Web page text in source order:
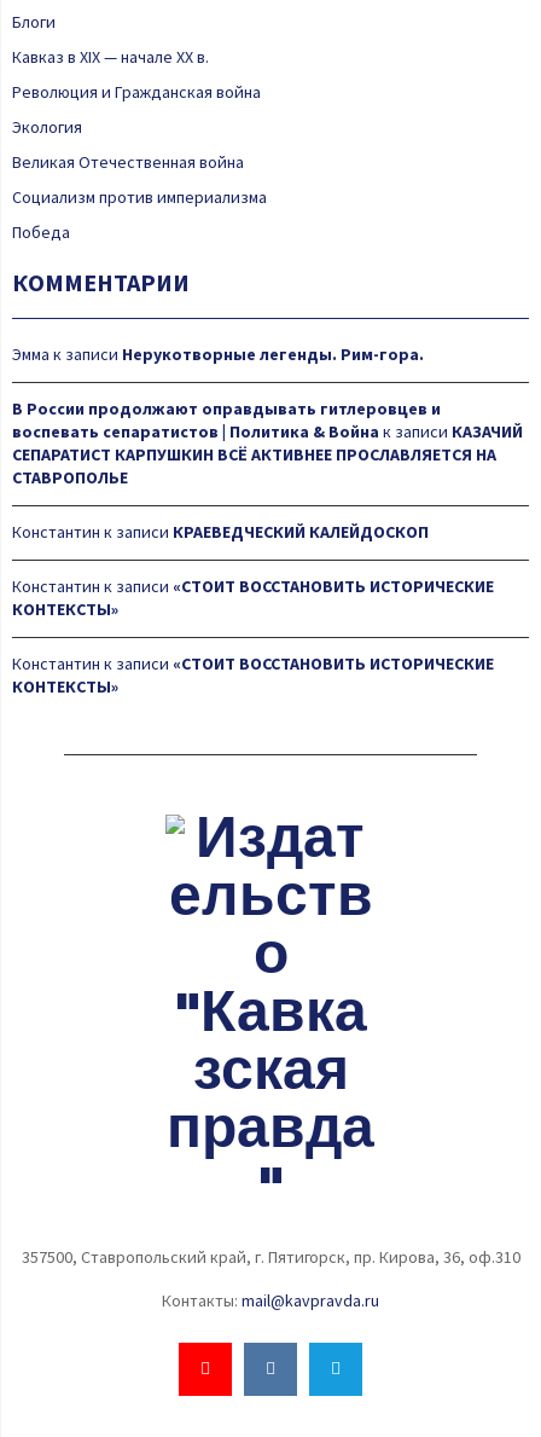
Блоги
Кавказ в XIX — начале XX в.
Революция и Гражданская война
Экология
Великая Отечественная война
Социализм против империализма
Победа
КОММЕНТАРИИ
Эмма к записи Нерукотворные легенды. Рим-гора.
В России продолжают оправдывать гитлеровцев и
воспевать сепаратистов | Политика & Война к записи КАЗАЧИЙ
СЕПАРАТИСТ КАРПУШКИН ВСЁ АКТИВНЕЕ ПРОСЛАВЛЯЕТСЯ НА
СТАВРОПОЛЬЕ
Константин к записи КРАЕВЕДЧЕСКИЙ КАЛЕЙДОСКОП
Константин к записи «СТОИТ ВОССТАНОВИТЬ ИСТОРИЧЕСКИЕ
КОНТЕКСТЫ»
Константин к записи «СТОИТ ВОССТАНОВИТЬ ИСТОРИЧЕСКИЕ
КОНТЕКСТЫ»
357500, Ставропольский край, г. Пятигорск, пр. Кирова, 36, оф.310
Контакты: mail@kavpravda.ru